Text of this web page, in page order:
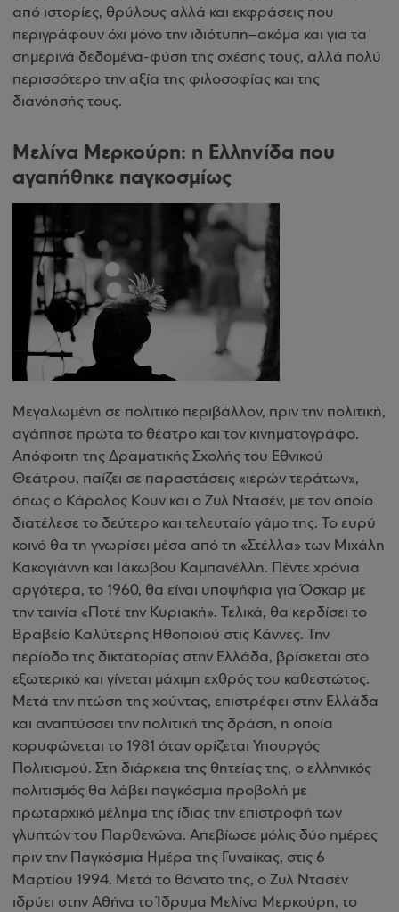
από ιστορίες, θρύλους αλλά και εκφράσεις που
περιγράφουν όχι μόνο την ιδιότυπη–ακόμα και για τα
σημερινά δεδομένα-φύση της σχέσης τους, αλλά πολύ
περισσότερο την αξία της φιλοσοφίας και της
διανόησής τους.
Μελίνα Μερκούρη: η Ελληνίδα που
αγαπήθηκε παγκοσμίως
Μεγαλωμένη σε πολιτικό περιβάλλον, πριν την πολιτική,
αγάπησε πρώτα το θέατρο και τον κινηματογράφο.
Απόφοιτη της Δραματικής Σχολής του Εθνικού
Θεάτρου, παίζει σε παραστάσεις «ιερών τεράτων»,
όπως ο Κάρολος Κουν και ο Ζυλ Ντασέν, με τον οποίο
διατέλεσε το δεύτερο και τελευταίο γάμο της. Το ευρύ
κοινό θα τη γνωρίσει μέσα από τη «Στέλλα» των Μιχάλη
Κακογιάννη και Ιάκωβου Καμπανέλλη. Πέντε χρόνια
αργότερα, το 1960, θα είναι υποψήφια για Όσκαρ με
την ταινία «Ποτέ την Κυριακή». Τελικά, θα κερδίσει το
Βραβείο Καλύτερης Ηθοποιού στις Κάννες. Την
περίοδο της δικτατορίας στην Ελλάδα, βρίσκεται στο
εξωτερικό και γίνεται μάχιμη εχθρός του καθεστώτος.
Μετά την πτώση της χούντας, επιστρέφει στην Ελλάδα
και αναπτύσσει την πολιτική της δράση, η οποία
κορυφώνεται το 1981 όταν ορίζεται Υπουργός
Πολιτισμού. Στη διάρκεια της θητείας της, ο ελληνικός
πολιτισμός θα λάβει παγκόσμια προβολή με
πρωταρχικό μέλημα της ίδιας την επιστροφή των
γλυπτών του Παρθενώνα. Απεβίωσε μόλις δύο ημέρες
πριν την Παγκόσμια Ημέρα της Γυναίκας, στις 6
Μαρτίου 1994. Μετά το θάνατο της, ο Ζυλ Ντασέν
ιδρύει στην Αθήνα το Ίδρυμα Μελίνα Μερκούρη, το